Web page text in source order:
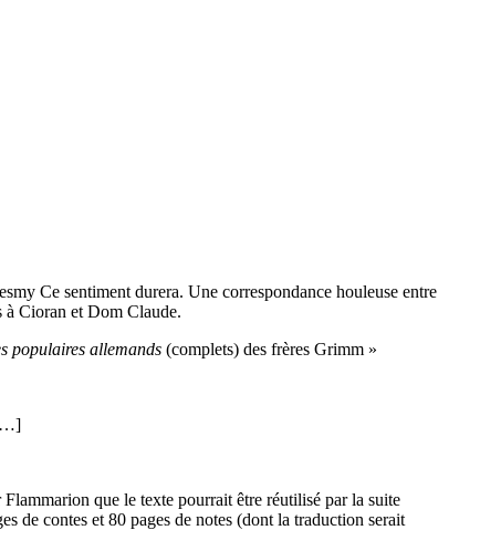
Ce sentiment durera. Une correspondance houleuse entre
à Cioran et Dom Claude.
populaires allemands (complets) des frères Grimm »
[…]
que le texte pourrait être réutilisé par la suite
de contes et 80 pages de notes (dont la traduction serait